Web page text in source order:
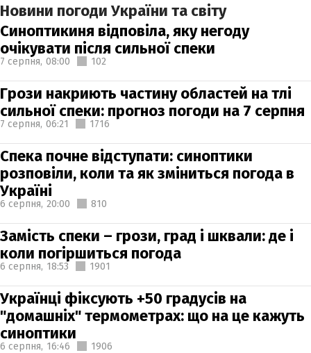
Новини погоди України та світу
Синоптикиня відповіла, яку негоду
очікувати після сильної спеки
7 серпня, 08:00 102
Грози накриють частину областей на тлі
сильної спеки: прогноз погоди на 7 серпня
7 серпня, 06:21 1716
Спека почне відступати: синоптики
розповіли, коли та як зміниться погода в
Україні
6 серпня, 20:00 810
Замість спеки – грози, град і шквали: де і
коли погіршиться погода
6 серпня, 18:53 1901
Українці фіксують +50 градусів на
"домашніх" термометрах: що на це кажуть
синоптики
6 серпня, 16:46 1906